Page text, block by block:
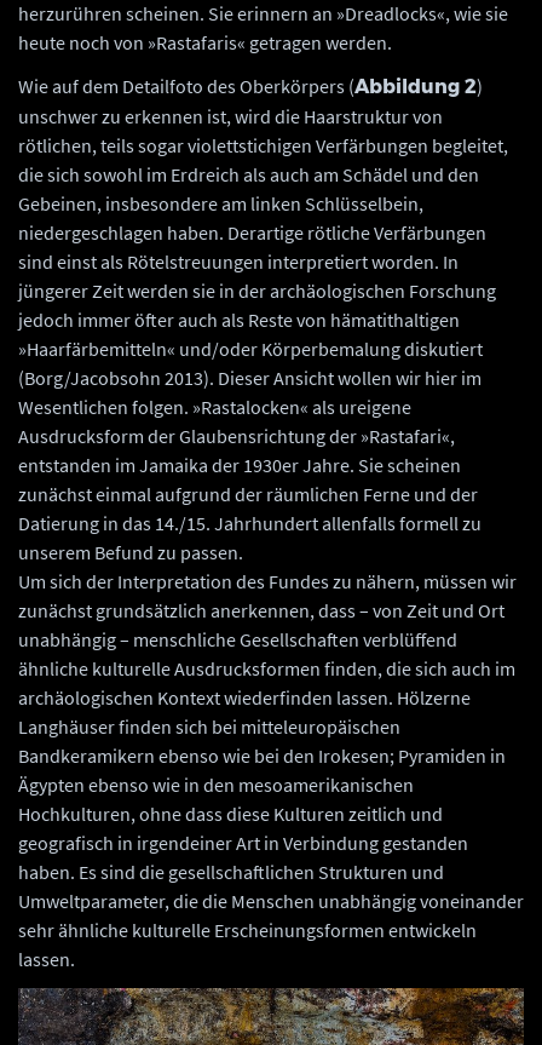
herzurühren scheinen. Sie erinnern an »Dreadlocks«, wie sie
heute noch von »Rastafaris« getragen werden.
Wie auf dem Detailfoto des Oberkörpers (Abbildung 2)
unschwer zu erkennen ist, wird die Haarstruktur von
rötlichen, teils sogar violettstichigen Verfärbungen begleitet,
die sich sowohl im Erdreich als auch am Schädel und den
Gebeinen, insbesondere am linken Schlüsselbein,
niedergeschlagen haben. Derartige rötliche Verfärbungen
sind einst als Rötelstreuungen interpretiert worden. In
jüngerer Zeit werden sie in der archäologischen Forschung
jedoch immer öfter auch als Reste von hämatithaltigen
»Haarfärbemitteln« und/oder Körperbemalung diskutiert
(Borg/Jacobsohn 2013). Dieser Ansicht wollen wir hier im
Wesentlichen folgen. »Rastalocken« als ureigene
Ausdrucksform der Glaubensrichtung der »Rastafari«,
entstanden im Jamaika der 1930er Jahre. Sie scheinen
zunächst einmal aufgrund der räumlichen Ferne und der
Datierung in das 14./15. Jahrhundert allenfalls formell zu
unserem Befund zu passen.
Um sich der Interpretation des Fundes zu nähern, müssen wir
zunächst grundsätzlich anerkennen, dass – von Zeit und Ort
unabhängig – menschliche Gesellschaften verblüffend
ähnliche kulturelle Ausdrucksformen finden, die sich auch im
archäologischen Kontext wiederfinden lassen. Hölzerne
Langhäuser finden sich bei mitteleuropäischen
Bandkeramikern ebenso wie bei den Irokesen; Pyramiden in
Ägypten ebenso wie in den mesoamerikanischen
Hochkulturen, ohne dass diese Kulturen zeitlich und
geografisch in irgendeiner Art in Verbindung gestanden
haben. Es sind die gesellschaftlichen Strukturen und
Umweltparameter, die die Menschen unabhängig voneinander
sehr ähnliche kulturelle Erscheinungsformen entwickeln
lassen.